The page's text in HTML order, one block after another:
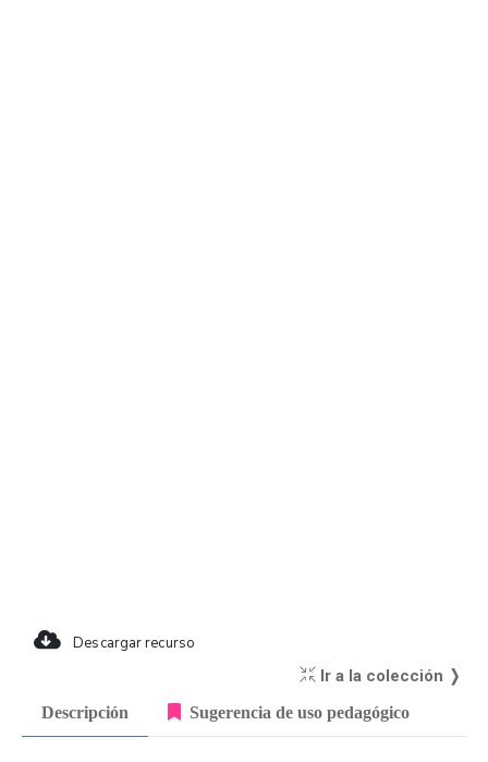
Descargar recurso
Ir a la colección ❭
Descripción Sugerencia de uso pedagógico